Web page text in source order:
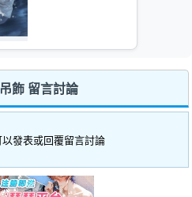
飾 留言討論
以發表或回覆留言討論